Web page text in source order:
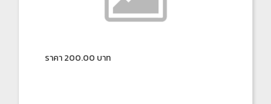
ราคา 200.00 บาท